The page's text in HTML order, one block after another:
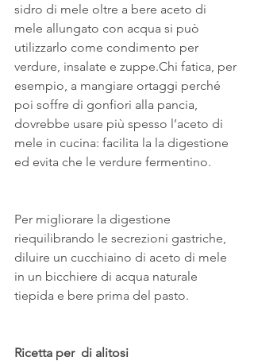
sidro di mele oltre a bere aceto di
mele allungato con acqua si può
utilizzarlo come condimento per
verdure, insalate e zuppe.Chi fatica, per
esempio, a mangiare ortaggi perché
poi soffre di gonfiori alla pancia,
dovrebbe usare più spesso l’aceto di
mele in cucina: facilita la la digestione
ed evita che le verdure fermentino.
Per migliorare la digestione
riequilibrando le secrezioni gastriche,
diluire un cucchiaino di aceto di mele
in un bicchiere di acqua naturale
tiepida e bere prima del pasto.
Ricetta per  di alitosi